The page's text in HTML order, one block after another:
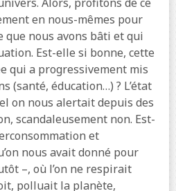
en nous-mêmes pour
que nous avons bâti et qui
Est-elle si bonne, cette
qui a progressivement mis
(santé, éducation…) ? L’état
on nous alertait depuis des
scandaleusement non. Est-
et
nous avait donné pour
–, où l’on ne respirait
polluait la planète,